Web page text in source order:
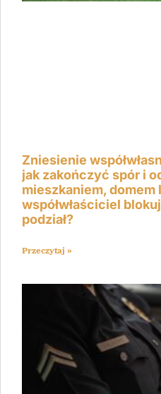
Zniesienie
jak zakończyć spór i
mieszkaniem, domem
współwłaściciel
podział?
Przeczytaj »